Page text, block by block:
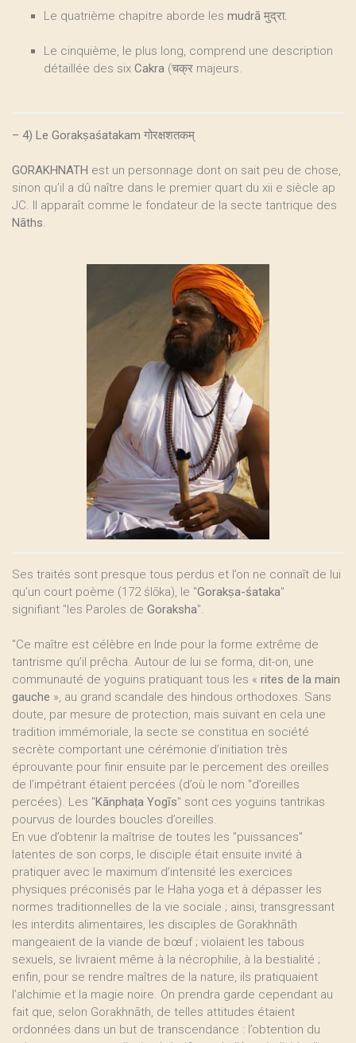
Le quatrième chapitre aborde les mudrā मुद्रा.
Le cinquième, le plus long, comprend une description
détaillée des six Cakra (चक्र majeurs.
– 4) Le Gorakṣaśatakam गोरक्षशतकम्
GORAKHNATH est un personnage dont on sait peu de chose,
sinon qu’il a dû naître dans le premier quart du xii e siècle ap
JC. Il apparaît comme le fondateur de la secte tantrique des
Nāths.
Ses traités sont presque tous perdus et l’on ne connaît de lui
qu’un court poème (172 ślōka), le "Gorakṣa-śataka"
signifiant "les Paroles de Goraksha".
"Ce maître est célèbre en Inde pour la forme extrême de
tantrisme qu’il prêcha. Autour de lui se forma, dit-on, une
communauté de yoguins pratiquant tous les « rites de la main
gauche », au grand scandale des hindous orthodoxes. Sans
doute, par mesure de protection, mais suivant en cela une
tradition immémoriale, la secte se constitua en société
secrète comportant une cérémonie d’initiation très
éprouvante pour finir ensuite par le percement des oreilles
de l’impétrant étaient percées (d’où le nom "d’oreilles
percées). Les "Kānphaṭa Yogīs" sont ces yoguins tantrikas
pourvus de lourdes boucles d’oreilles.
En vue d’obtenir la maîtrise de toutes les "puissances"
latentes de son corps, le disciple était ensuite invité à
pratiquer avec le maximum d’intensité les exercices
physiques préconisés par le Haha yoga et à dépasser les
normes traditionnelles de la vie sociale ; ainsi, transgressant
les interdits alimentaires, les disciples de Gorakhnāth
mangeaient de la viande de bœuf ; violaient les tabous
sexuels, se livraient même à la nécrophilie, à la bestialité ;
enfin, pour se rendre maîtres de la nature, ils pratiquaient
l’alchimie et la magie noire. On prendra garde cependant au
fait que, selon Gorakhnāth, de telles attitudes étaient
ordonnées dans un but de transcendance : l’obtention du